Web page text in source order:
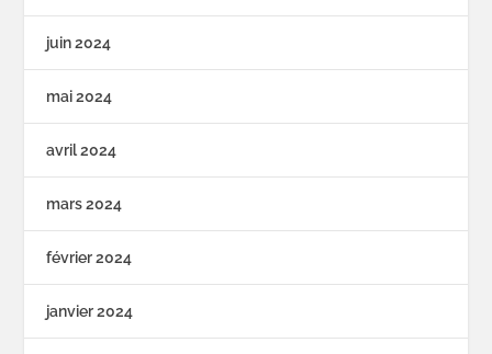
juin 2024
mai 2024
avril 2024
mars 2024
février 2024
janvier 2024